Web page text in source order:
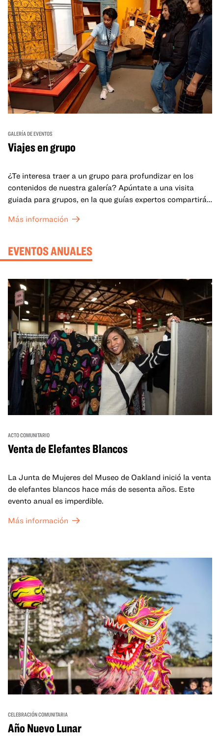
GALERÍA DE EVENTOS
Viajes en grupo
¿Te interesa traer a un grupo para profundizar en los
contenidos de nuestra galería? Apúntate a una visita
guiada para grupos, en la que guías expertos compartirán
mejor lo que se expone en las galerías del OMCA.
Más información
EVENTOS ANUALES
ACTO COMUNITARIO
Venta de Elefantes Blancos
La Junta de Mujeres del Museo de Oakland inició la venta
de elefantes blancos hace más de sesenta años. Este
evento anual es imperdible.
Más información
CELEBRACIÓN COMUNITARIA
Año Nuevo Lunar